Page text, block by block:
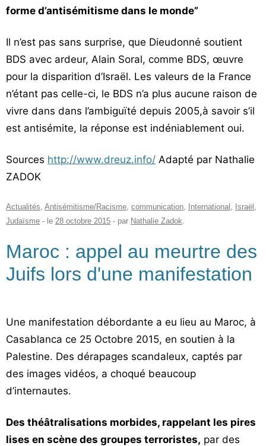
forme d’antisémitisme dans le monde”
Il n’est pas sans surprise, que Dieudonné soutient
BDS avec ardeur, Alain Soral, comme BDS, œuvre
pour la disparition d’Israël. Les valeurs de la France
n’étant pas celle-ci, le BDS n’a plus aucune raison de
vivre dans dans l’ambiguïté depuis 2005,à savoir s’il
est antisémite, la réponse est indéniablement oui.
Sources http://www.dreuz.info/ Adapté par Nathalie
ZADOK
Actualités, Antisémitisme/Racisme, communication, International , Israël ,
Judaïsme - le 28 octobre 2015 - par Nathalie Zadok.
Maroc : appel au meurtre des
Juifs lors d'une manifestation
Une manifestation débordante a eu lieu au Maroc, à
Casablanca ce 25 Octobre 2015, en soutien à la
Palestine. Des dérapages scandaleux, captés par
des images vidéos, a choqué beaucoup
d’internautes.
Des théâtralisations morbides, rappelant les pires
lises en scène des groupes terroristes, par des